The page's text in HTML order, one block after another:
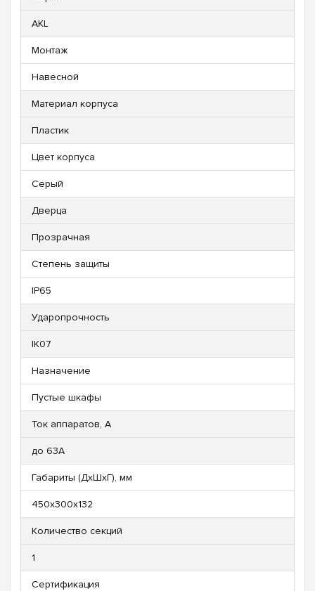
AKL
Монтаж
Навесной
Материал корпуса
Пластик
Цвет корпуса
Серый
Дверца
Прозрачная
Степень защиты
IP65
Ударопрочность
IK07
Назначение
Пустые шкафы
Ток аппаратов, А
до 63А
Габариты (ДхШхГ), мм
450х300х132
Количество секций
1
Сертификация